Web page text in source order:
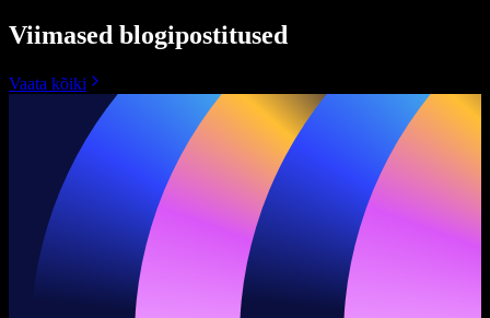
Viimased blogipostitused
Vaata kõiki